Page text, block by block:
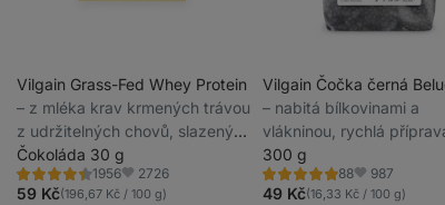
Vilgain Grass-Fed Whey Protein
⁠–⁠ z mléka krav krmených trávou
z udržitelných chovů, slazený
stévií, ultrafiltrovaný za nízkých
teplot
Čokoláda 30 g
1956
Hodnocení
4.4/5,
Oblíbené
2726
59 Kč(196,67 Kč / 100 g)
Vilgain Čočka černá
⁠–⁠ nabitá bílkovinami a
vlákninou, rychlá
namáčení
300 g
88
Hodnocení
4.9/5,
Oblíbené
987
49 Kč(16,33 Kč / 100 g)